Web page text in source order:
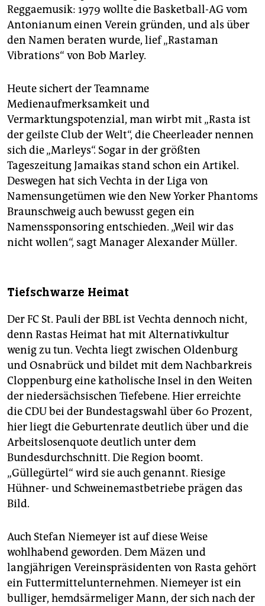
Reggaemusik: 1979 wollte die Basketball-AG vom
Antonianum einen Verein gründen, und als über
den Namen beraten wurde, lief „Rastaman
Vibrations“ von Bob Marley.
Heute sichert der Teamname
Medienaufmerksamkeit und
Vermarktungspotenzial, man wirbt mit „Rasta ist
der geilste Club der Welt“, die Cheerleader nennen
sich die „Marleys“. Sogar in der größten
Tageszeitung Jamaikas stand schon ein Artikel.
Deswegen hat sich Vechta in der Liga von
Namensungetümen wie den New Yorker Phantoms
Braunschweig auch bewusst gegen ein
Namenssponsoring entschieden. „Weil wir das
nicht wollen“, sagt Manager Alexander Müller.
Tiefschwarze Heimat
Der FC St. Pauli der BBL ist Vechta dennoch nicht,
denn Rastas Heimat hat mit Alternativkultur
wenig zu tun. Vechta liegt zwischen Oldenburg
und Osnabrück und bildet mit dem Nachbarkreis
Cloppenburg eine katholische Insel in den Weiten
der niedersächsischen Tiefebene. Hier erreichte
die CDU bei der Bundestagswahl über 60 Prozent,
hier liegt die Geburtenrate deutlich über und die
Arbeitslosenquote deutlich unter dem
Bundesdurchschnitt. Die Region boomt.
„Güllegürtel“ wird sie auch genannt. Riesige
Hühner- und Schweinemastbetriebe prägen das
Bild.
Auch Stefan Niemeyer ist auf diese Weise
wohlhabend geworden. Dem Mäzen und
langjährigen Vereinspräsidenten von Rasta gehört
ein Futtermittelunternehmen. Niemeyer ist ein
bulliger, hemdsärmeliger Mann, der sich nach der